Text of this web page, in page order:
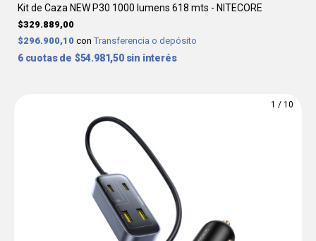
Kit de Caza NEW P30 1000 lumens 618 mts - NITECORE
$329.889,00
$296.900,10 con Transferencia o depósito
6 $54.981,50 sin interés
1 / 10